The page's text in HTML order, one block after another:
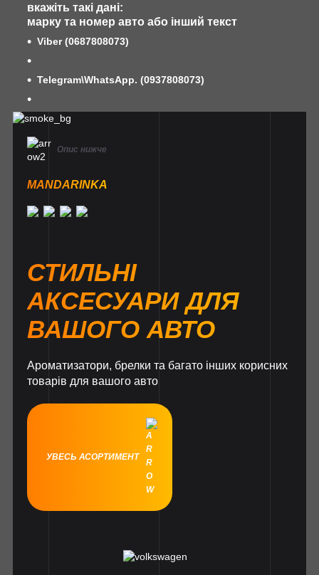
вкажіть такі дані:
марку та номер авто або інший текст
Viber(0687808073)
Telegram\WhatsApp. (0937808073)
Опис нижче
MANDARINKA
СТИЛЬНІ
АКСЕСУАРИ ДЛЯ
ВАШОГО АВТО
Ароматизатори, брелки та багато інших корисних
товарів для вашого авто
УВЕСЬ АСОРТИМЕНТ